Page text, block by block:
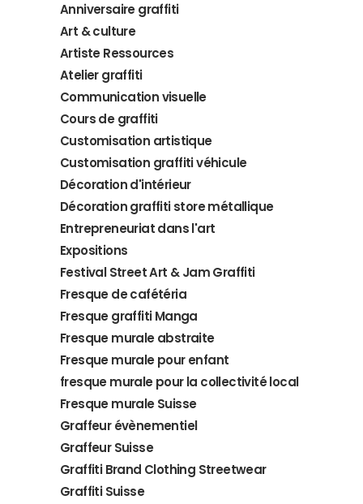
Anniversaire graffiti
Art & culture
Artiste Ressources
Atelier graffiti
Communication visuelle
Cours de graffiti
Customisation artistique
Customisation graffiti véhicule
Décoration d'intérieur
Décoration graffiti store métallique
Entrepreneuriat dans l'art
Expositions
Festival Street Art & Jam Graffiti
Fresque de cafétéria
Fresque graffiti Manga
Fresque murale abstraite
Fresque murale pour enfant
fresque murale pour la collectivité local
Fresque murale Suisse
Graffeur évènementiel
Graffeur Suisse
Graffiti Brand Clothing Streetwear
Graffiti Suisse